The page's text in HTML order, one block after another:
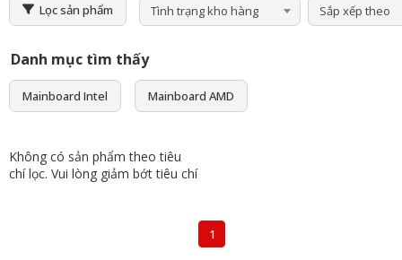
Lọc sản phẩm Tình trạng kho hàng Sắp xếp theo
Danh mục tìm thấy
Mainboard Intel Mainboard AMD
Không có sản phẩm theo tiêu
chí lọc. Vui lòng giảm bớt tiêu chí
1